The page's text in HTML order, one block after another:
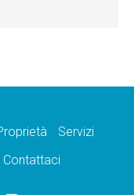
Servizi
Contattaci